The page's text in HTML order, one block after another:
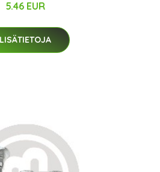
5.46 EUR
LISÄTIETOJA